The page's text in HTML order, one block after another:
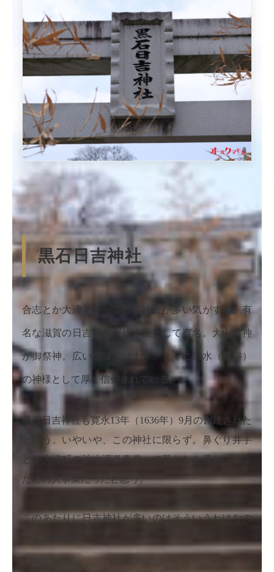
黒石日吉神社
合志とか大津とかって日吉神社が多い気がする。有
名な滋賀の日吉大社が総本社として有名。大山咋神
が御祭神。広い意味では土木。とくに治水（農耕）
の神様として厚く信仰されている。
黒石日吉神社も寛永13年（1636年）9月の創建された
という。いやいや、この神社に限らず。鼻ぐり井手
とか大津町の治水灌漑事業って暮らしを豊かにする
ための大事業だったと思う。
このあたりに日吉神社が多いのはそういうわけなの